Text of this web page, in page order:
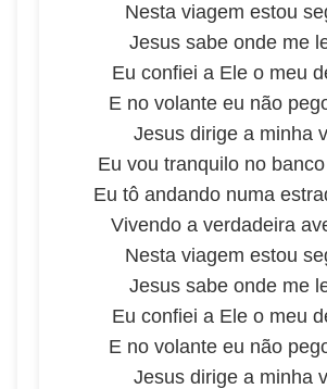
Nesta viagem estou
Jesus sabe onde me
Eu confiei a Ele o meu
E no volante eu não
Jesus dirige a minha
Eu vou tranquilo no
Eu tô andando numa
Vivendo a verdadeira
Nesta viagem estou
Jesus sabe onde me
Eu confiei a Ele o meu
E no volante eu não
Jesus dirige a minha